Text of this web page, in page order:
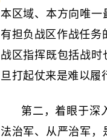
本区域、本方向唯一
有担负战区作战任务
战区指挥既包括战
旦打起仗来是难以履
第二，着眼于深
法治军、从严治军